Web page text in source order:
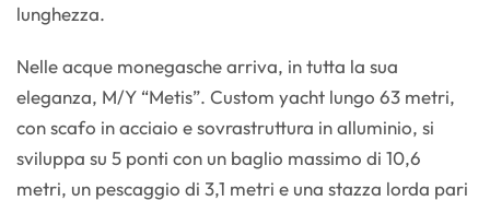
lunghezza.
Nelle acque monegasche arriva, in tutta la sua
eleganza, M/Y “Metis”. Custom yacht lungo 63 metri,
con scafo in acciaio e sovrastruttura in alluminio, si
sviluppa su 5 ponti con un baglio massimo di 10,6
metri, un pescaggio di 3,1 metri e una stazza lorda pari